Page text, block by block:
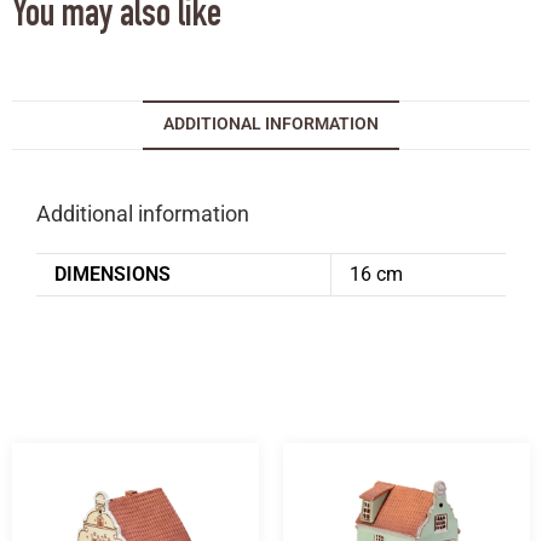
You may also like
ADDITIONAL INFORMATION
Additional information
DIMENSIONS 16 cm